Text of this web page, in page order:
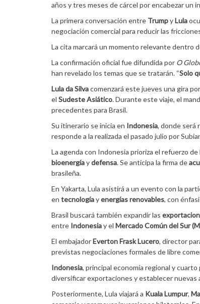
años y tres meses de cárcel por encabezar un
La primera conversación entre TrumpyLula
negociación comercial para reducir las
La cita marcará un momento relevante dentro
La confirmación oficial fue difundida por O
han revelado los temas que se tratarán. “Solo
Lula da Silvacomenzará este jueves una gira por
el Sudeste Asiático. Durante este viaje, el
precedentes para Brasil.
Su itinerario se inicia en Indonesia, donde será
responde a la realizada el pasado julio por
La agenda con Indonesia prioriza el refuerzo de
bioenergíaydefensa. Se anticipa la firma de
brasileña.
En Yakarta, Lula asistirá a un evento con la
en tecnologíayenergías renovables, con
Brasil buscará también expandir las
entre Indonesiay el Mercado Común del Sur
El embajadorEverton Frask Lucero, director
previstas negociaciones formales de libre
Indonesia, principal economía regional y
diversificar exportaciones y establecer nuevas
Posteriormente, Lula viajará a Kuala Lumpur,